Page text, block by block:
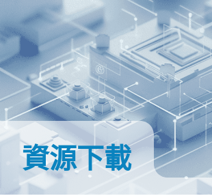
產品
GenieATM系列
GenieATM
深度流量透析與超高速 DDoS 攻擊防護
GenieATM FLB
提升資源利用率及系統可靠性
解決方案
AI 驅動網路安全分析
提供智能流量檢測的主動式資安防禦
流量數據關聯與鑑識分析
內容中心
最新消息
投資人專區
資源下載